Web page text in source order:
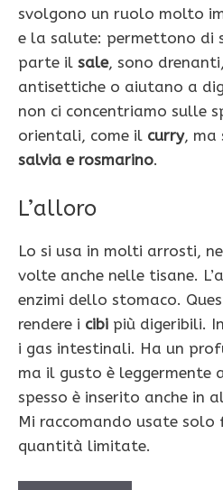
svolgono un ruolo molto
e la salute: permettono di
parte il sale, sono
antisettiche o aiutano a
non ci concentriamo sulle
orientali, come il curry, ma
salvia e rosmarino.
L’alloro
Lo si usa in molti arrosti,
volte anche nelle tisane.
enzimi dello stomaco.
rendere i cibi più digeribili.
i gas intestinali. Ha un
ma il gusto è leggermente
spesso è inserito anche in
Mi raccomando usate solo
quantità limitate.